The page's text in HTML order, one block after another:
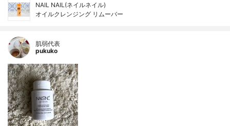
NAIL NAIL(ネイルネイル)
オイルクレンジング リムーバー
肌弱代表
pukuko